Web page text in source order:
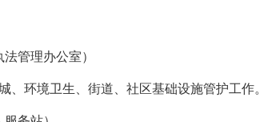
管理办公室）
、环境卫生、街道、社区基础设施管护工作。